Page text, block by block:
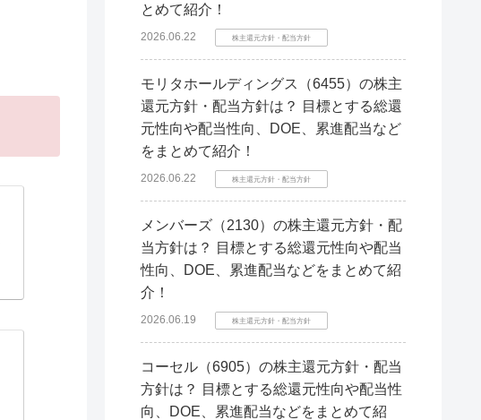
とめて紹介！
2026.06.22 株主還元方針・配当方針
モリタホールディングス（6455）の株主
還元方針・配当方針は？ 目標とする総還
元性向や配当性向、DOE、累進配当など
をまとめて紹介！
2026.06.22 株主還元方針・配当方針
メンバーズ（2130）の株主還元方針・配
当方針は？ 目標とする総還元性向や配当
性向、DOE、累進配当などをまとめて紹
介！
2026.06.19 株主還元方針・配当方針
コーセル（6905）の株主還元方針・配当
方針は？ 目標とする総還元性向や配当性
向、DOE、累進配当などをまとめて紹